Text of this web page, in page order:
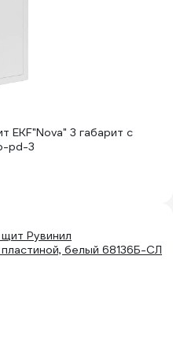
EKF"Nova" 3 габарит с
pd-3